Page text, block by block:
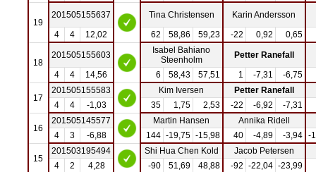
19
201505155637 Tina Christensen
Karin Andersson
4
4 12,02 62 58,86 59,23 -22 0,92 0,65
18
201505155603
Isabel Bahiano
Steenholm
Petter Ranefall
4
4 14,56 6 58,43 57,51 1 -7,31 -6,75
17
201505155583 Kim Iversen
Petter Ranefall
4
4 -1,03 35 1,75 2,53 -22 -6,92 -7,31
16
201505145577 Martin Hansen
Annika Ridell
4
3 -6,88 144 -19,75 -15,98 40 -4,89 -3,94 -
15
201503195494 Shi Hua Chen Kold
Jacob Petersen
4
2 4,28 -90 51,69 48,88 -92 -22,04 -23,99